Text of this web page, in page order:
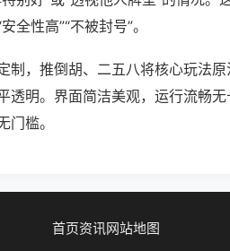
全性高”“不被封号”。
制，推倒胡、二五八将核心玩法
透明。界面简洁美观，运行流畅无
槛。
首页资讯网站地图